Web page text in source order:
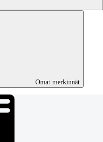
Omat merkinnät